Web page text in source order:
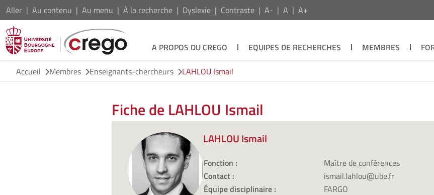
Aller Au contenu Au menu À la recherche Dyslexie Contraste A- A A+
A PROPOS DU CREGO EQUIPES DE RECHERCHES MEMBRES
Accueil
Membres Enseignants-chercheurs LAHLOU Ismail
Fiche de LAHLOU Ismail
LAHLOU Ismail
Fonction :
Maître de conférences
Contact :
ismail.lahlou@ube.fr
Équipe disciplinaire :
FARGO